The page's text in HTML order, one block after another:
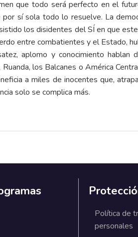
que todo será perfecto en el
sí sola todo lo resuelve. La
los disidentes del SÍ en que
entre combatientes y el Estado,
aplomo y conocimiento
los Balcanes o América
a miles de inocentes que,
solo se complica más.
Política de
personales